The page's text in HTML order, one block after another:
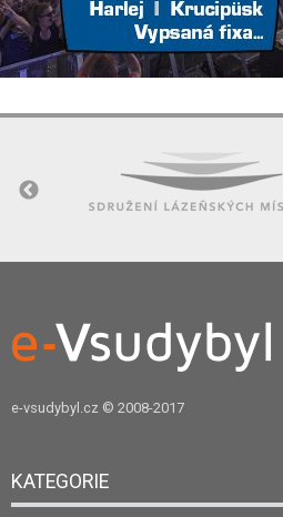
e-vsudybyl.cz © 2008-2017
KATEGORIE